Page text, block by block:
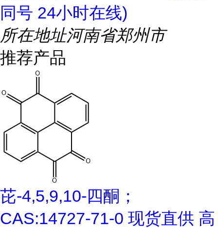
同号 24小时在线)
所在地址河南省郑州市
推荐产品
芘-4,5,9,10-四酮；
CAS:14727-71-0 现货直供 高